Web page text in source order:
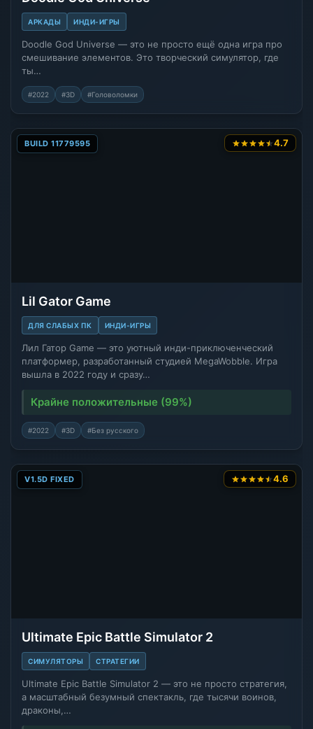
АРКАДЫ ИНДИ-ИГРЫ
Doodle God Universe — это не просто ещё одна игра про
смешивание элементов. Это творческий симулятор, где
ты…
#2022 #3D #Головоломки
BUILD 11779595 4.7
Lil Gator Game
ДЛЯ СЛАБЫХ ПК ИНДИ-ИГРЫ
Лил Гатор Game — это уютный инди-приключенческий
платформер, разработанный студией MegaWobble. Игра
вышла в 2022 году и сразу…
Крайне положительные (99%)
#2022 #3D #Без русского
V1.5D FIXED 4.6
Ultimate Epic Battle Simulator 2
СИМУЛЯТОРЫ СТРАТЕГИИ
Ultimate Epic Battle Simulator 2 — это не просто стратегия,
а масштабный безумный спектакль, где тысячи воинов,
драконы,…